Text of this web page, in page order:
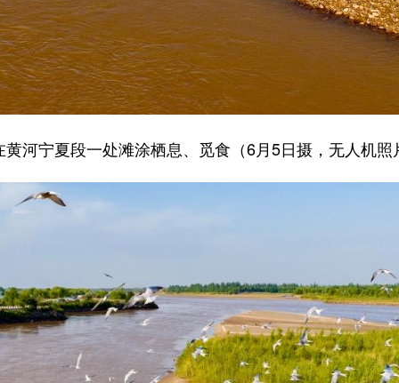
黄河宁夏段一处滩涂栖息、觅食（6月5日摄，无人机照